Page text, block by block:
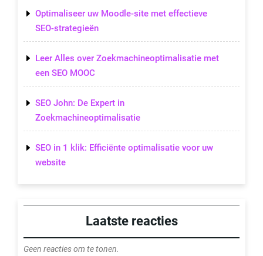
Optimaliseer uw Moodle-site met effectieve
SEO-strategieën
Leer Alles over Zoekmachineoptimalisatie met
een SEO MOOC
SEO John: De Expert in
Zoekmachineoptimalisatie
SEO in 1 klik: Efficiënte optimalisatie voor uw
website
Laatste reacties
Geen reacties om te tonen.